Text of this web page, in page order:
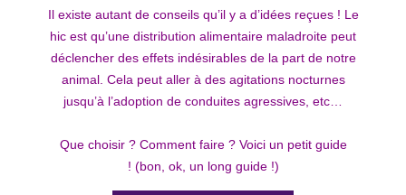
Il existe autant de conseils qu’il y a d’idées reçues ! Le
hic est qu’une distribution alimentaire maladroite peut
déclencher des effets indésirables de la part de notre
animal. Cela peut aller à des agitations nocturnes
jusqu’à l’adoption de conduites agressives, etc…
Que choisir ? Comment faire ? Voici un petit guide
! (bon, ok, un long guide !)